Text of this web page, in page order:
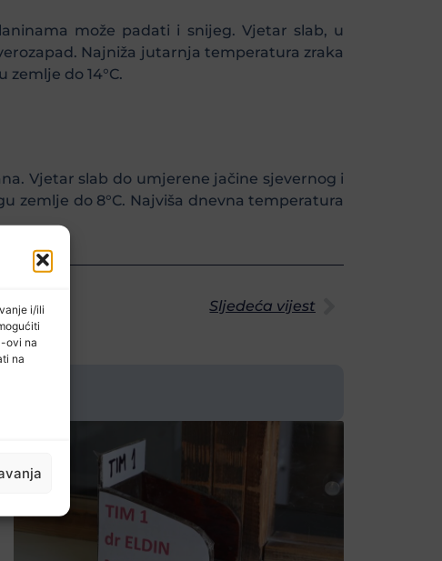
i/ili
ovi na
na
može padati i snijeg. Vjetar slab, u
Najniža jutarnja temperatura zraka
zemlje do 14°C.
Vjetar slab do umjerene jačine sjevernog i
zemlje do 8°C. Najviša dnevna temperatura
Sljedeća vijest